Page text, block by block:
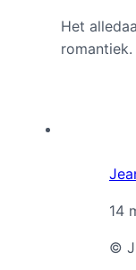
Het
romantiek.
14
©